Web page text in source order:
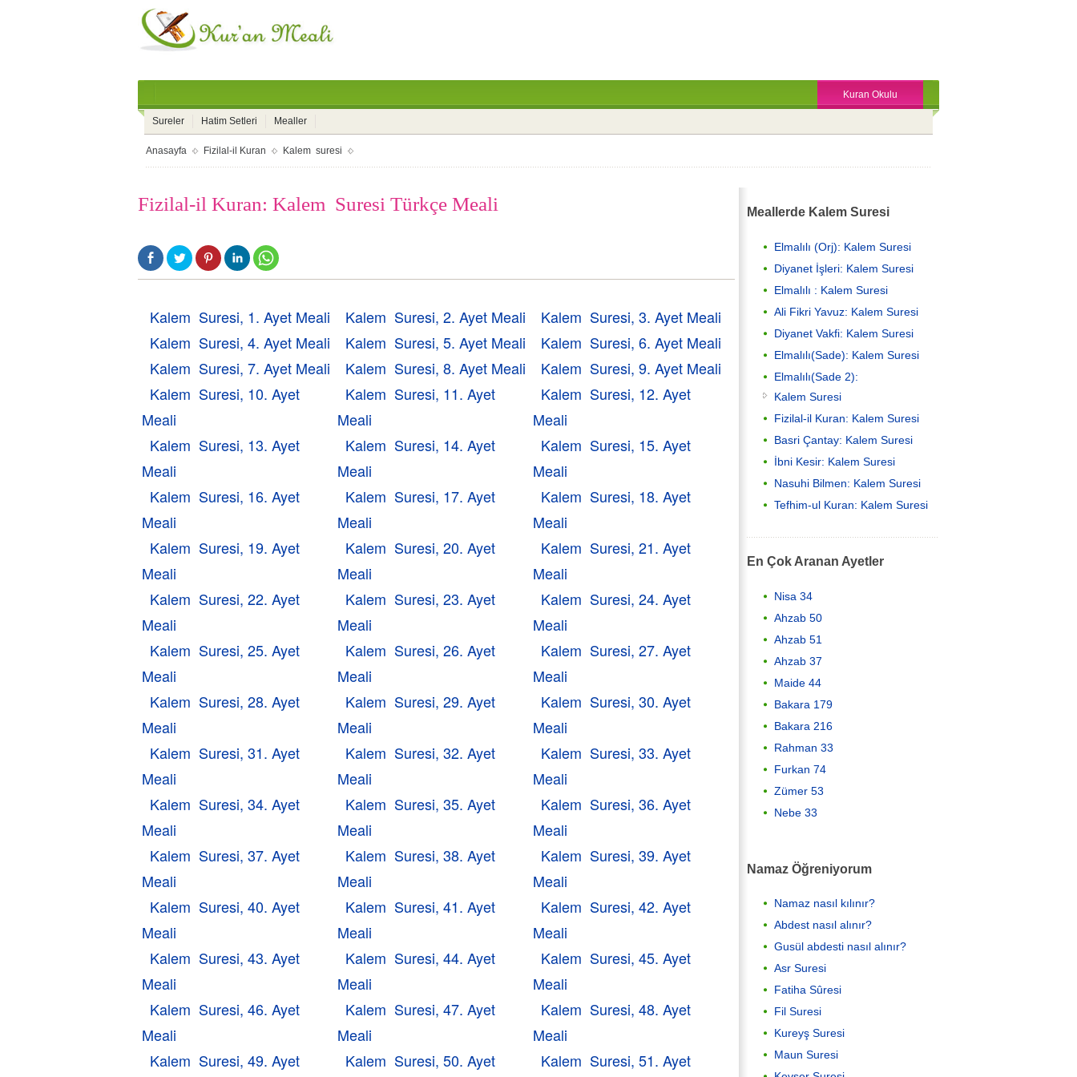
Kuran Okulu
Sureler Hatim Setleri Mealler
Anasayfa Fizilal-il Kuran Kalem suresi
Fizilal-il Kuran: Kalem Suresi Türkçe Meali
Kalem Suresi, 1. Ayet Meali Kalem Suresi, 2. Ayet Meali
Kalem Suresi, 3. Ayet Meali
Kalem Suresi, 4. Ayet Meali
Kalem Suresi, 5. Ayet Meali
Kalem Suresi, 6. Ayet Meali
Kalem Suresi, 7. Ayet Meali
Kalem Suresi, 8. Ayet Meali
Kalem Suresi, 9. Ayet Meali
Kalem Suresi, 10. Ayet
Meali
Kalem Suresi, 11. Ayet
Meali
Kalem Suresi, 12. Ayet
Meali
Kalem Suresi, 13. Ayet
Meali
Kalem Suresi, 14. Ayet
Meali
Kalem Suresi, 15. Ayet
Meali
Kalem Suresi, 16. Ayet
Meali
Kalem Suresi, 17. Ayet
Meali
Kalem Suresi, 18. Ayet
Meali
Kalem Suresi, 19. Ayet
Meali
Kalem Suresi, 20. Ayet
Meali
Kalem Suresi, 21. Ayet
Meali
Kalem Suresi, 22. Ayet
Meali
Kalem Suresi, 23. Ayet
Meali
Kalem Suresi, 24. Ayet
Meali
Kalem Suresi, 25. Ayet
Meali
Kalem Suresi, 26. Ayet
Meali
Kalem Suresi, 27. Ayet
Meali
Kalem Suresi, 28. Ayet
Meali
Kalem Suresi, 29. Ayet
Meali
Kalem Suresi, 30. Ayet
Meali
Kalem Suresi, 31. Ayet
Meali
Kalem Suresi, 32. Ayet
Meali
Kalem Suresi, 33. Ayet
Meali
Kalem Suresi, 34. Ayet
Meali
Kalem Suresi, 35. Ayet
Meali
Kalem Suresi, 36. Ayet
Meali
Kalem Suresi, 37. Ayet
Meali
Kalem Suresi, 38. Ayet
Meali
Kalem Suresi, 39. Ayet
Meali
Kalem Suresi, 40. Ayet
Meali
Kalem Suresi, 41. Ayet
Meali
Kalem Suresi, 42. Ayet
Meali
Kalem Suresi, 43. Ayet
Meali
Kalem Suresi, 44. Ayet
Meali
Kalem Suresi, 45. Ayet
Meali
Kalem Suresi, 46. Ayet
Meali
Kalem Suresi, 47. Ayet
Meali
Kalem Suresi, 48. Ayet
Meali
Kalem Suresi, 49. Ayet
Kalem Suresi, 50. Ayet
Kalem Suresi, 51. Ayet
Meallerde Kalem Suresi
Elmalılı (Orj): Kalem Suresi
Diyanet İşleri: Kalem Suresi
Elmalılı : Kalem Suresi
Ali Fikri Yavuz: Kalem Suresi
Diyanet Vakfi: Kalem Suresi
Elmalılı(Sade): Kalem Suresi
Elmalılı(Sade 2):
Kalem Suresi
Fizilal-il Kuran: Kalem Suresi
Basri Çantay: Kalem Suresi
İbni Kesir: Kalem Suresi
Nasuhi Bilmen: Kalem Suresi
Tefhim-ul Kuran: Kalem Suresi
En Çok Aranan Ayetler
Nisa 34
Ahzab 50
Ahzab 51
Ahzab 37
Maide 44
Bakara 179
Bakara 216
Rahman 33
Furkan 74
Zümer 53
Nebe 33
Namaz Öğreniyorum
Namaz nasıl kılınır?
Abdest nasıl alınır?
Gusül abdesti nasıl alınır?
Asr Suresi
Fatiha Sûresi
Fil Suresi
Kureyş Suresi
Maun Suresi